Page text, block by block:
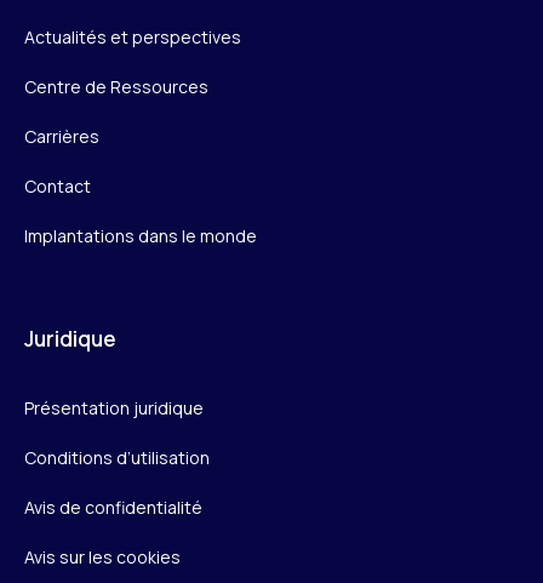
Actualités et perspectives
Centre de Ressources
Carrières
Contact
Implantations dans le monde
Juridique
Présentation juridique
Conditions d’utilisation
Avis de confidentialité
Avis sur les cookies